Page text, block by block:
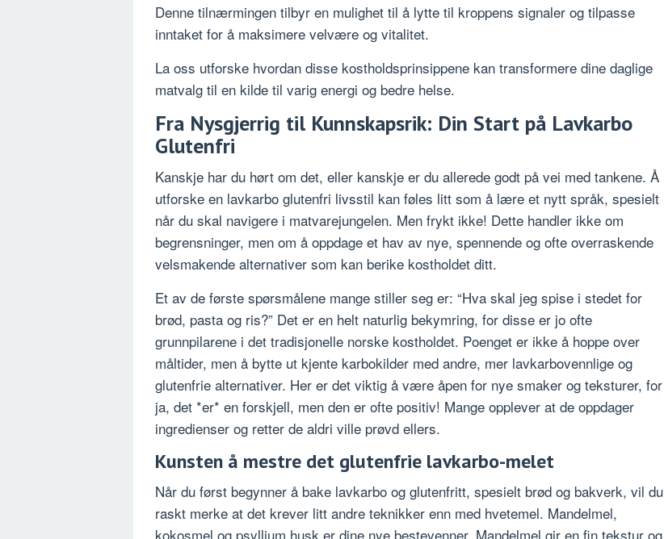
Denne tilnærmingen tilbyr en mulighet til å lytte til kroppens signaler og tilpasse
inntaket for å maksimere velvære og vitalitet.
La oss utforske hvordan disse kostholdsprinsippene kan transformere dine daglige
matvalg til en kilde til varig energi og bedre helse.
Fra Nysgjerrig til Kunnskapsrik: Din Start på Lavkarbo
Glutenfri
Kanskje har du hørt om det, eller kanskje er du allerede godt på vei med tankene. Å
utforske en lavkarbo glutenfri livsstil kan føles litt som å lære et nytt språk, spesielt
når du skal navigere i matvarejungelen. Men frykt ikke! Dette handler ikke om
begrensninger, men om å oppdage et hav av nye, spennende og ofte overraskende
velsmakende alternativer som kan berike kostholdet ditt.
Et av de første spørsmålene mange stiller seg er: “Hva skal jeg spise i stedet for
brød, pasta og ris?” Det er en helt naturlig bekymring, for disse er jo ofte
grunnpilarene i det tradisjonelle norske kostholdet. Poenget er ikke å hoppe over
måltider, men å bytte ut kjente karbokilder med andre, mer lavkarbovennlige og
glutenfrie alternativer. Her er det viktig å være åpen for nye smaker og teksturer, for
ja, det *er* en forskjell, men den er ofte positiv! Mange opplever at de oppdager
ingredienser og retter de aldri ville prøvd ellers.
Kunsten å mestre det glutenfrie lavkarbo-melet
Når du først begynner å bake lavkarbo og glutenfritt, spesielt brød og bakverk, vil du
raskt merke at det krever litt andre teknikker enn med hvetemel. Mandelmel,
kokosmel og psyllium husk er dine nye bestevenner. Mandelmel gir en fin tekstur og